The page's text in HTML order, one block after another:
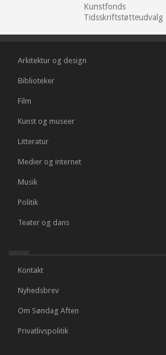
Kunstfonds
Tidsskriftstøtteudvalg
Arkitektur og design
Biblioteker
Film
Kunst og museer
Litteratur
Medier og internet
Musik
Politik
Teater og dans
Kontakt
Nyhedsbrev
Om Søndag Aften
Privatlivspolitik